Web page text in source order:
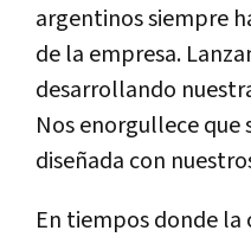
argentinos siempre
de la empresa.
desarrollando
Nos enorgullece que
diseñada con
En tiempos donde la